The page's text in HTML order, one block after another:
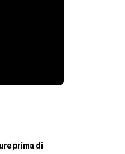
prima di